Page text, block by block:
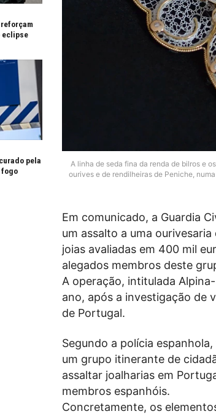
reforçam
eclipse
pela
fogo
A linha de seda fina da renda de bilros e
ourives e de rendilheiras de Peniche,
Em comunicado, a Guardia
um assalto a uma
joias avaliadas em 400 mil
alegados membros deste
A operação, intitulada
ano, após a investigação de
de Portugal.
Segundo a polícia
um grupo itinerante de
assaltar joalharias em
membros espanhóis.
Concretamente, os